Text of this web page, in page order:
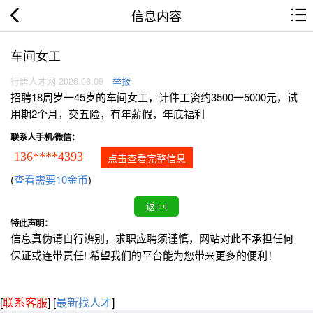
信息内容
车间女工
行唐人才网 2026.08.09 举报
招聘18周岁一45岁的车间女工，计件工资约3500一5000元，试
用期2个月，交五险，有年薪假，年底福利
联系人手机/微信：
136****4393 点击查看完整信息
(查看需要10金币)
特此声明：
信息真伪请自行辨别，求职应聘须谨慎，网站对此不承担任何
保证或连带责任! 希望我们的平台能为您带来更多的便利！
[联系客服] [最新找人才]